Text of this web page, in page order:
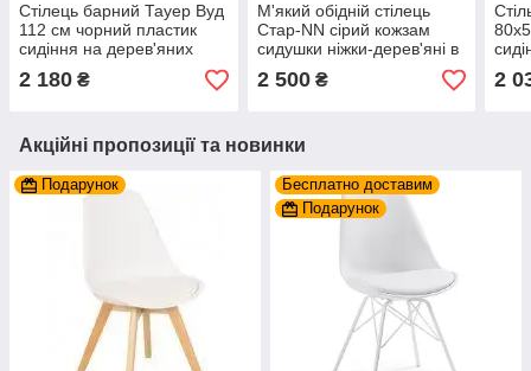
Стілець барний Тауер Вуд
112 см чорний пластик
сидіння на дерев'яних
високих ніжках
2 180 ₴
М'який обідній стілець
Стар-NN сірий кожзам
сидушки ніжки-дерев'яні в
стилі Лофт для зони
очікування
2 500₴ 2
Акційні пропозиції та новинки
Подарунок
Бесплатно доставим
Подарунок